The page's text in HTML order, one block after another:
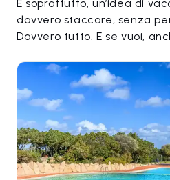
E soprattutto, un’idea di
davvero staccare, senza
Davvero tutto. E se vuoi,